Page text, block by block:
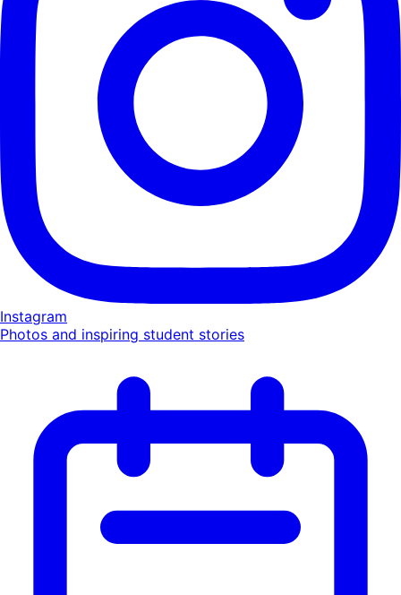
Instagram
Photos and inspiring student stories